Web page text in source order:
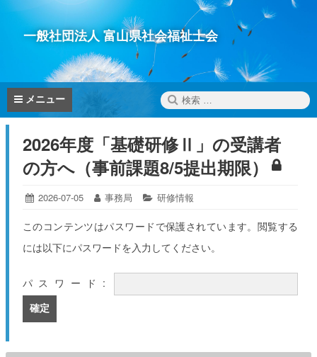
コ
へ
ス
キ
メニュー
検
索:
一般社団法人 富山県社会福祉士会
2026年度「基礎研修Ⅱ」の受講者
の方へ（事前課題8/5提出期限）
投
日:
2026-07-052026-
30
投
者:
事務局
カ
ゴ
ー:
研修情報
このコンテンツはパスワードで保護されています。閲覧する
には以下にパスワードを入力してください。
パスワード: